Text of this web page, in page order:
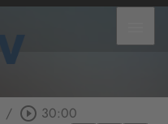
/ play_circle_outline 30:00